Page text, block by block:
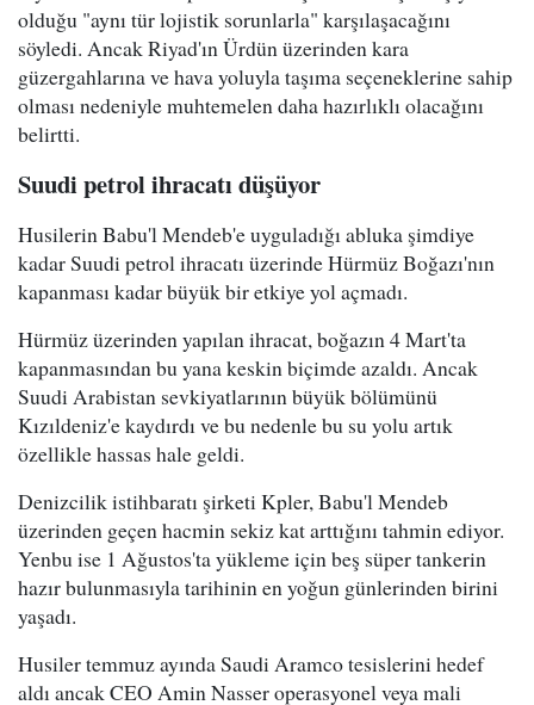
olduğu "aynı tür lojistik sorunlarla" karşılaşacağını
söyledi. Ancak Riyad'ın Ürdün üzerinden kara
güzergahlarına ve hava yoluyla taşıma seçeneklerine sahip
olması nedeniyle muhtemelen daha hazırlıklı olacağını
belirtti.
Suudi petrol ihracatı düşüyor
Husilerin Babu'l Mendeb'e uyguladığı abluka şimdiye
kadar Suudi petrol ihracatı üzerinde Hürmüz Boğazı'nın
kapanması kadar büyük bir etkiye yol açmadı.
Hürmüz üzerinden yapılan ihracat, boğazın 4 Mart'ta
kapanmasından bu yana keskin biçimde azaldı. Ancak
Suudi Arabistan sevkiyatlarının büyük bölümünü
Kızıldeniz'e kaydırdı ve bu nedenle bu su yolu artık
özellikle hassas hale geldi.
Denizcilik istihbaratı şirketi Kpler, Babu'l Mendeb
üzerinden geçen hacmin sekiz kat arttığını tahmin ediyor.
Yenbu ise 1 Ağustos'ta yükleme için beş süper tankerin
hazır bulunmasıyla tarihinin en yoğun günlerinden birini
yaşadı.
Husiler temmuz ayında Saudi Aramco tesislerini hedef
aldı ancak CEO Amin Nasser operasyonel veya mali